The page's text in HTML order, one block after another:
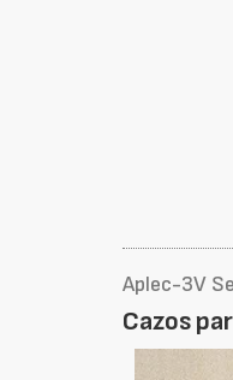
Aplec-3V
Cazos